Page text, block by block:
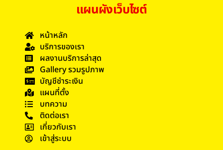
แผนผังเว็บไซต์
หน้าหลัก
บริการของเรา
ผลงานบริการล่าสุด
Gallery รวมรูปภาพ
บัญชีชำระเงิน
แผนที่ตั้ง
บทความ
ติดต่อเรา
เกี่ยวกับเรา
เข้าสู่ระบบ